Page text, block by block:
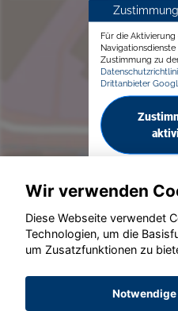
Für die
Navigationsdienste
Zustimmung zu
Drittanbieter
©
Wir verwenden
Diese Webseite verwendet
Technologien, um die
um Zusatzfunktionen zu